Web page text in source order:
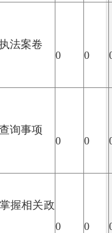
法案卷
0
0
询事项
0
0
握相关政
0 0